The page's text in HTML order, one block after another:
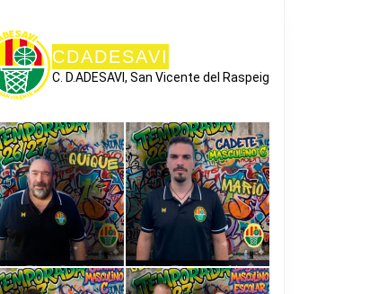
CDADESAVI
C. D.ADESAVI, San Vicente del Raspeig